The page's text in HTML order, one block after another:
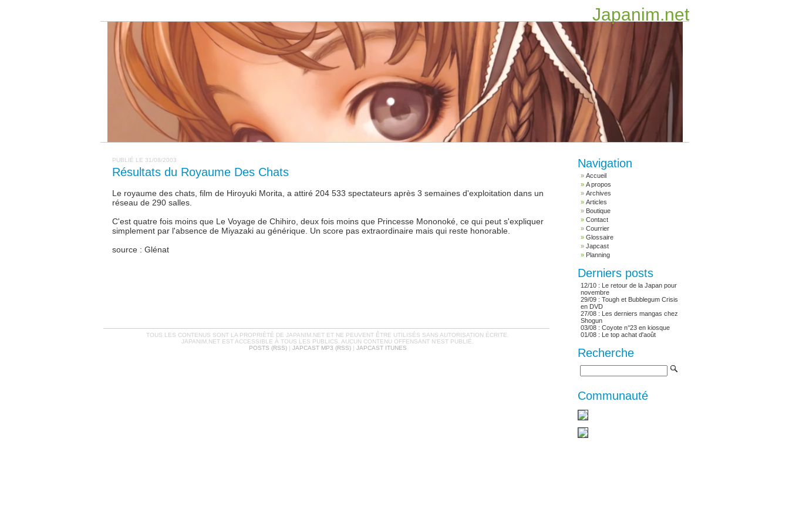
Japanim.net
Navigation
Accueil
A propos
Archives
Articles
Boutique
Contact
Courrier
Glossaire
Japcast
Planning
Derniers posts
12/10 : Le retour de la Japan pour
novembre
29/09 : Tough et Bubblegum Crisis
en DVD
27/08 : Les derniers mangas chez
Shogun
03/08 : Coyote n°23 en kiosque
01/08 : Le top achat d'août
Recherche
Communauté
PUBLIÉ LE 31/08/2003
Résultats du Royaume Des Chats
Le royaume des chats, film de Hiroyuki Morita, a attiré 204 533 spectateurs après 3 semaines d'exploitation dans un
réseau de 290 salles.
C'est quatre fois moins que Le Voyage de Chihiro, deux fois moins que Princesse Mononoké, ce qui peut s'expliquer
simplement par l'absence de Miyazaki au générique. Un score pas extraordinaire mais qui reste honorable.
source : Glénat
TOUS LES CONTENUS SONT LA PROPRIÉTÉ DE JAPANIM.NET ET NE PEUVENT ÊTRE UTILISÉS SANS AUTORISATION ÉCRITE.
JAPANIM.NET EST ACCESSIBLE À TOUS LES PUBLICS. AUCUN CONTENU OFFENSANT N'EST PUBLIÉ.
POSTS (RSS)| JAPCAST MP3 (RSS)| JAPCAST ITUNES